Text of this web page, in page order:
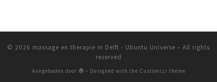
© 2026 massage en therapie in Delft - Ubuntu Universe – All rights
reserved
Aangeboden door – Designed with the Customizr theme